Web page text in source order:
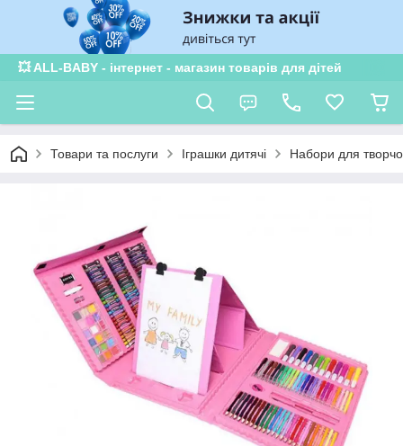
💥 ALL-BABY - інтернет - магазин товарів для дітей
Товари та послуги Іграшки дитячі Набори для